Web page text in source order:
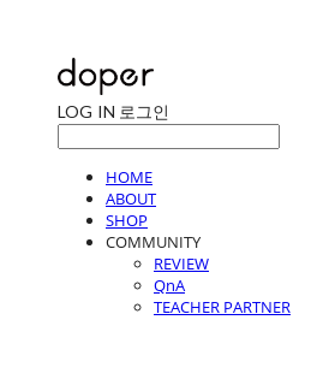
LOG IN 로그인
HOME
ABOUT
SHOP
COMMUNITY
REVIEW
QnA
TEACHER PARTNER